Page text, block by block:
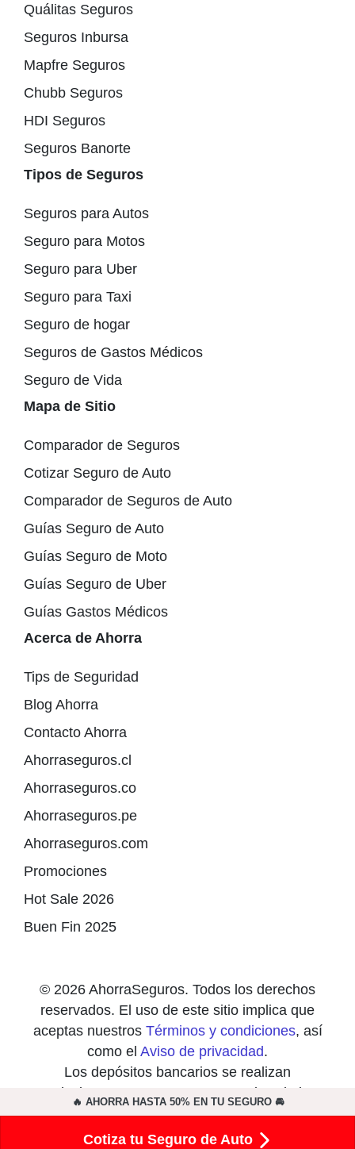
🔥 AHORRA HASTA 50% EN TU SEGURO 🚘
Cotiza tu Seguro de Auto
Quálitas Seguros
Seguros Inbursa
Mapfre Seguros
Chubb Seguros
HDI Seguros
Seguros Banorte
Tipos de Seguros
Seguros para Autos
Seguro para Motos
Seguro para Uber
Seguro para Taxi
Seguro de hogar
Seguros de Gastos Médicos
Seguro de Vida
Mapa de Sitio
Comparador de Seguros
Cotizar Seguro de Auto
Comparador de Seguros de Auto
Guías Seguro de Auto
Guías Seguro de Moto
Guías Seguro de Uber
Guías Gastos Médicos
Acerca de Ahorra
Tips de Seguridad
Blog Ahorra
Contacto Ahorra
Ahorraseguros.cl
Ahorraseguros.co
Ahorraseguros.pe
Ahorraseguros.com
Promociones
Hot Sale 2026
Buen Fin 2025
© 2026 AhorraSeguros. Todos los derechos
reservados. El uso de este sitio implica que
aceptas nuestros Términos y condiciones, así
como el Aviso de privacidad.
Los depósitos bancarios se realizan
exclusivamente en cuentas a nombre de las
compañías de seguros y nunca a nombre de
particulares.